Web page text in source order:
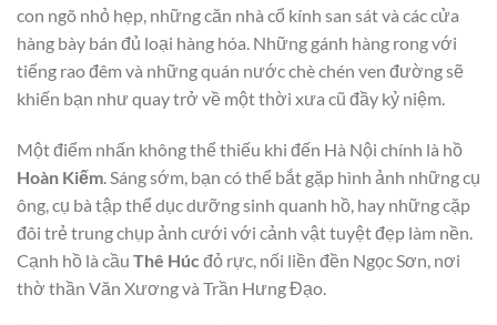
con ngõ nhỏ hẹp, những căn nhà cổ kính san sát và các cửa
hàng bày bán đủ loại hàng hóa. Những gánh hàng rong với
tiếng rao đêm và những quán nước chè chén ven đường sẽ
khiến bạn như quay trở về một thời xưa cũ đầy kỷ niệm.
Một điểm nhấn không thể thiếu khi đến Hà Nội chính là hồ
Hoàn Kiếm. Sáng sớm, bạn có thể bắt gặp hình ảnh những cụ
ông, cụ bà tập thể dục dưỡng sinh quanh hồ, hay những cặp
đôi trẻ trung chụp ảnh cưới với cảnh vật tuyệt đẹp làm nền.
Cạnh hồ là cầu Thê Húcđỏ rực, nối liền đền Ngọc Sơn, nơi
thờ thần Văn Xương và Trần Hưng Đạo.